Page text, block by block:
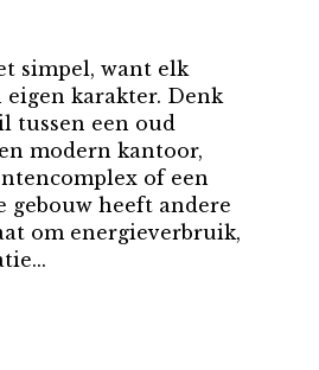
simpel, want elk
karakter. Denk
tussen een oud
modern kantoor,
of een
gebouw heeft andere
om energieverbruik,